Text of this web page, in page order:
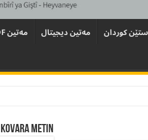
کوردان مەتین دیجیتال مەتین PDF
Kovara Metin